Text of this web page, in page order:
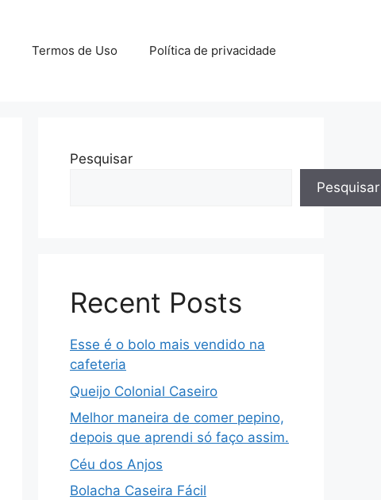
Termos de Uso Política de privacidade
Pesquisar
Pesquisar
Recent Posts
Esse é o bolo mais vendido na
cafeteria
Queijo Colonial Caseiro
Melhor maneira de comer pepino,
depois que aprendi só faço assim.
Céu dos Anjos
Bolacha Caseira Fácil